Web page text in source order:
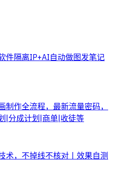
件隔离IP+AI自动做图发笔记
制作全流程，最新流量密码，
|分成计划|商单|收徒等
术，不掉线不核对丨效果自测